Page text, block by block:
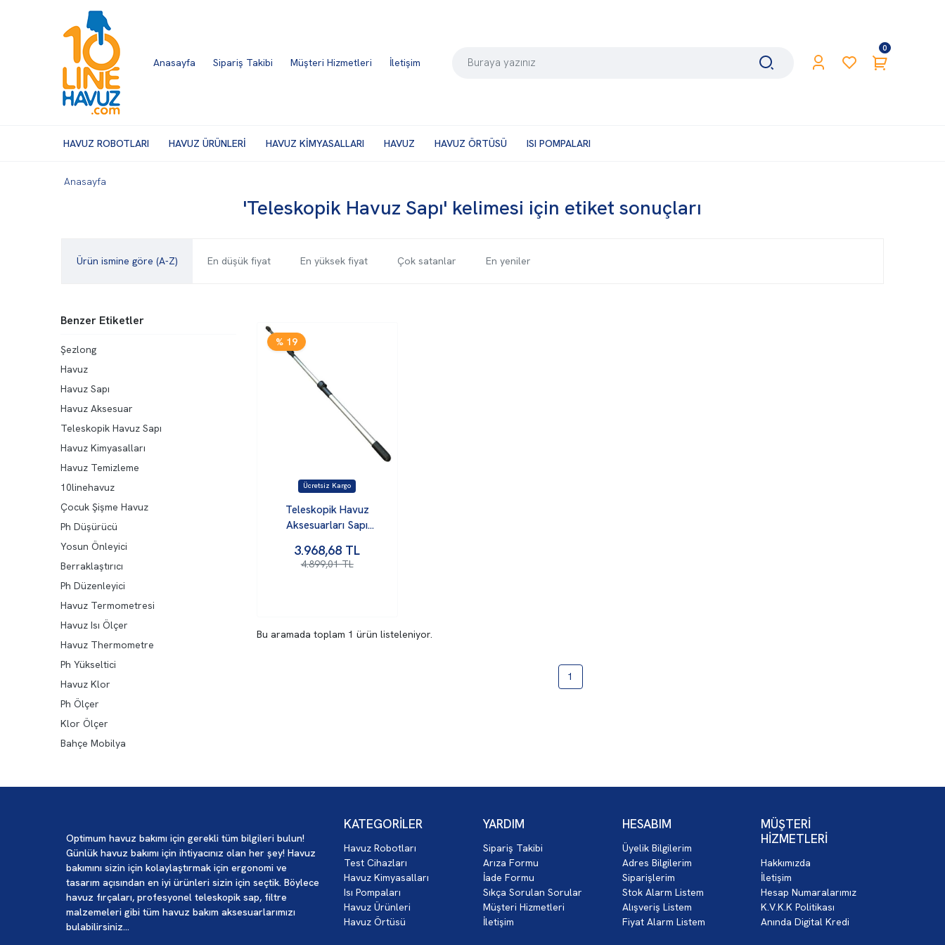
Anasayfa Sipariş Takibi Müşteri Hizmetleri İletişim
0
HAVUZ ROBOTLARI HAVUZ ÜRÜNLERİ HAVUZ KİMYASALLARI HAVUZ HAVUZ ÖRTÜSÜ ISI POMPALARI
'Teleskopik Havuz Sapı' kelimesi için etiket sonuçları
Anasayfa
Ürün ismine göre (A-Z) En düşük fiyat En yüksek fiyat Çok satanlar En yeniler
Benzer Etiketler
Şezlong
Havuz
Havuz Sapı
Havuz Aksesuar
Teleskopik Havuz Sapı
Havuz Kimyasalları
Havuz Temizleme
10linehavuz
Çocuk Şişme Havuz
Ph Düşürücü
Yosun Önleyici
Berraklaştırıcı
Ph Düzenleyici
Havuz Termometresi
Havuz Isı Ölçer
Havuz Thermometre
Ph Yükseltici
Havuz Klor
Ph Ölçer
Klor Ölçer
Bahçe Mobilya
% 19
Teleskopik Havuz
Aksesuarları Sapı
3.968,68 TL
4.899,01 TL
Bu aramada toplam 1 ürün listeleniyor.
1
Optimum havuz bakımı için gerekli tüm bilgileri bulun!
Günlük havuz bakımı için ihtiyacınız olan her şey! Havuz
bakımını sizin için kolaylaştırmak için ergonomi ve
tasarım açısından en iyi ürünleri sizin için seçtik. Böylece
havuz fırçaları, profesyonel teleskopik sap, filtre
malzemeleri gibi tüm havuz bakım aksesuarlarımızı
bulabilirsiniz...
KATEGORİLER
Havuz Robotları
Test Cihazları
Havuz Kimyasalları
Isı Pompaları
Havuz Ürünleri
Havuz Örtüsü
YARDIM
Sipariş Takibi
Arıza Formu
İade Formu
Sıkça Sorulan Sorular
Müşteri Hizmetleri
İletişim
HESABIM
Üyelik Bilgilerim
Adres Bilgilerim
Siparişlerim
Stok Alarm Listem
Alışveriş Listem
Fiyat Alarm Listem
MÜŞTERİ
HİZMETLERİ
Hakkımızda
İletişim
Hesap Numaralarımız
K.V.K.K Politikası
Anında Digital Kredi